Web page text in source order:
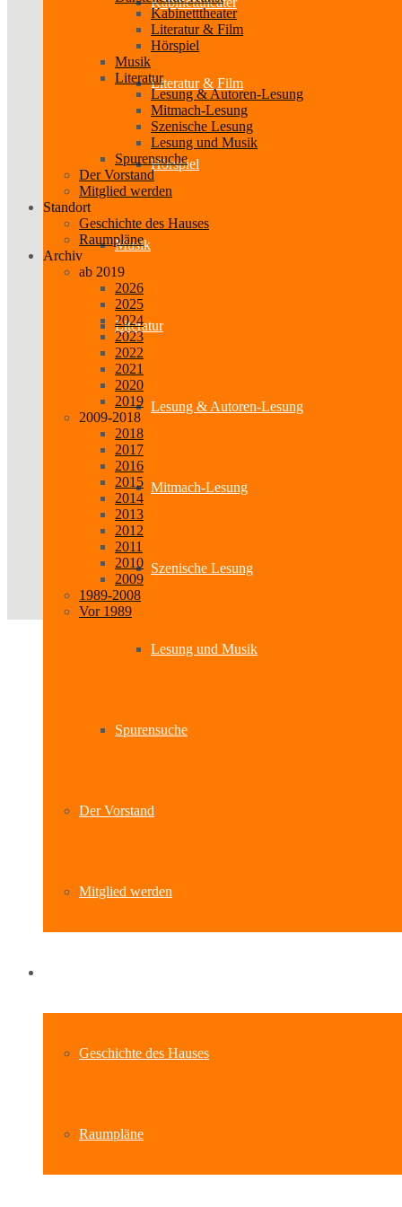
Literatur & Film
Hörspiel
Musik
Literatur
Lesung & Autoren-Lesung
Mitmach-Lesung
Szenische Lesung
Lesung und Musik
Spurensuche
Der Vorstand
Mitglied werden
Geschichte des Hauses
Raumpläne
Kabinetttheater
Literatur & Film
Hörspiel
Musik
Literatur
Lesung & Autoren-Lesung
Mitmach-Lesung
Szenische Lesung
Lesung und Musik
Spurensuche
Der Vorstand
Mitglied werden
Standort
Geschichte des Hauses
Raumpläne
Archiv
ab 2019
2026
2025
2024
2023
2022
2021
2020
2019
2009-2018
2018
2017
2016
2015
2014
2013
2012
2011
2010
2009
1989-2008
Vor 1989